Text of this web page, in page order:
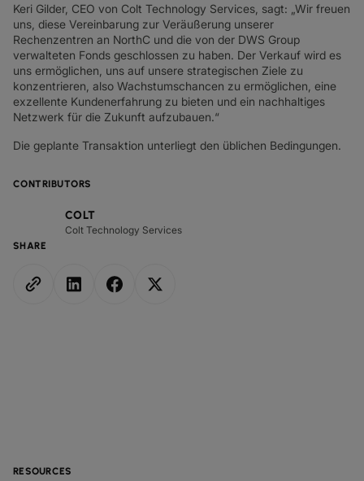
CONTRIBUTORS
COLT
Colt Technology Services
SHARE
Keri Gilder, CEO von Colt Technology Services, sagt: „Wir freuen
uns, diese Vereinbarung zur Veräußerung unserer
Rechenzentren an NorthC und die von der DWS Group
verwalteten Fonds geschlossen zu haben. Der Verkauf wird es
uns ermöglichen, uns auf unsere strategischen Ziele zu
konzentrieren, also Wachstumschancen zu ermöglichen, eine
exzellente Kundenerfahrung zu bieten und ein nachhaltiges
Netzwerk für die Zukunft aufzubauen.“
Die geplante Transaktion unterliegt den üblichen Bedingungen.
RESOURCES